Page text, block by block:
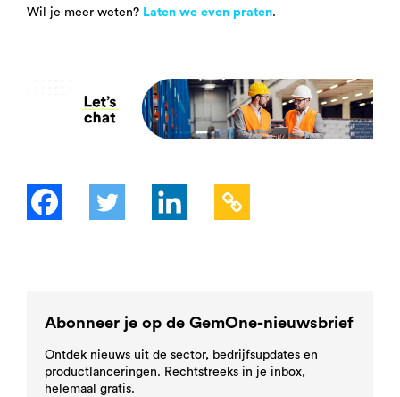
Wil je meer weten? Laten we even praten.
Abonneer je op de GemOne-nieuwsbrief
Ontdek nieuws uit de sector, bedrijfsupdates en
productlanceringen. Rechtstreeks in je inbox,
helemaal gratis.